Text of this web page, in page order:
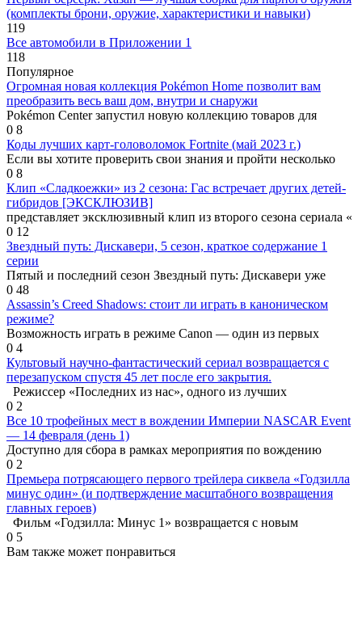
(комплекты брони, оружие, характеристики и навыки)
119
Все автомобили в Приложении 1
118
Популярное
Огромная новая коллекция Pokémon Home позволит вам
преобразить весь ваш дом, внутри и снаружи
Pokémon Center запустил новую коллекцию товаров для
0 8
Коды лучших карт-головоломок Fortnite (май 2023 г.)
Если вы хотите проверить свои знания и пройти несколько
0 8
Клип «Сладкоежки» из 2 сезона: Гас встречает других детей-
гибридов [ЭКСКЛЮЗИВ]
представляет эксклюзивный клип из второго сезона сериала «
0 12
Звездный путь: Дискавери, 5 сезон, краткое содержание 1
серии
Пятый и последний сезон Звездный путь: Дискавери уже
0 48
Assassin’s Creed Shadows: стоит ли играть в каноническом
режиме?
Возможность играть в режиме Canon — один из первых
0 4
Культовый научно-фантастический сериал возвращается с
перезапуском спустя 45 лет после его закрытия.
Режиссер «Последних из нас», одного из лучших
0 2
Все 10 трофейных мест в вождении Империи NASCAR Event
— 14 февраля (день 1)
Доступно для сбора в рамках мероприятия по вождению
0 2
Премьера потрясающего первого трейлера сиквела «Годзилла
минус один» (и подтверждение масштабного возвращения
главных героев)
Фильм «Годзилла: Минус 1» возвращается с новым
0 5
Вам также может понравиться